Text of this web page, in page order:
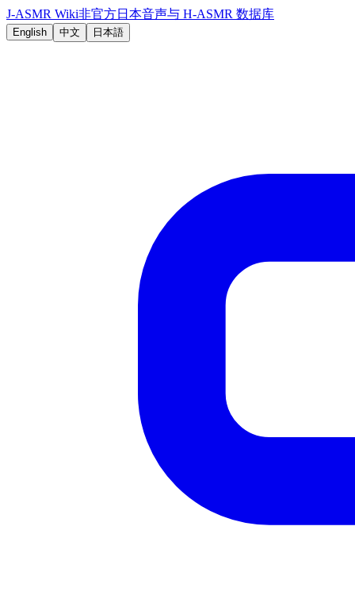
J-ASMR Wiki非官方日本音声与 H-ASMR 数据库
English 中文 日本語